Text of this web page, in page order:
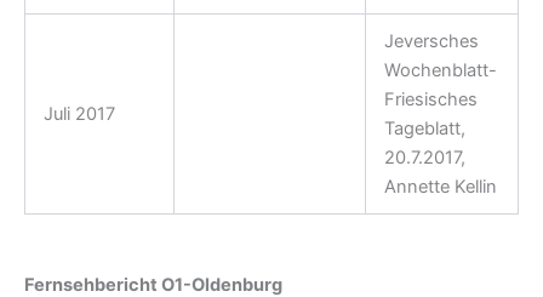
Juli 2017
Jeversches
Wochenblatt-
Friesisches
Tageblatt,
20.7.2017,
Annette Kellin
Fernsehbericht O1-Oldenburg